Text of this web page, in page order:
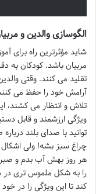
الگوسازی والدین و
شاید مؤثرترین راه برای
مربیان باشد. کودکان به
تقلید می کنند. وقتی
آرامش خود را حفظ می
تلاش و انتظار می کشند،
ویژگی ارزشمند و قابل
توانید با صدای بلند
چراغ سبز بشه! ولی اشکال
هر روز بهش آب بدم و صبر
را به شکل ملموس تری در
کند تا این ویژگی را در